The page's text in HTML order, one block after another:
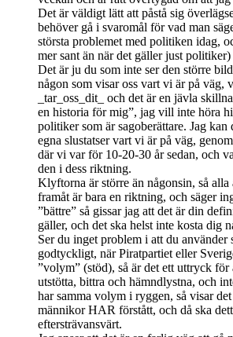
Det är väldigt lätt att påstå sig
behöver gå i svaromål för vad man
största problemet med politiken idag,
mer sant än när det gäller just politiker)
Det är ju du som inte ser den större
någon som visar oss vart vi är på
_tar_oss_dit_ och det är en jävla
en historia för mig”, jag vill inte höra
politiker som är sagoberättare. Jag kan
egna slustatser vart vi är på väg,
där vi var för 10-20-30 år sedan, och
den i dess riktning.
Klyftorna är större än någonsin, så
framåt är bara en riktning, och säger
”bättre” så gissar jag att det är din
gäller, och det ska helst inte kosta dig
Ser du inget problem i att du
godtyckligt, när Piratpartiet eller
”volym” (stöd), så är det ett uttryck för
utstötta, bittra och hämndlystna, och
har samma volym i ryggen, så visar
männikor HAR förstått, och då ska
eftersträvansvärt.